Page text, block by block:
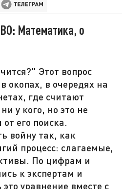
Математика, о
Этот вопрос
окопах, в очередях на
где считают
у кого, но это не
его поиска.
войну так, как
процесс: слагаемые,
По цифрам и
к экспертам и
уравнение вместе с